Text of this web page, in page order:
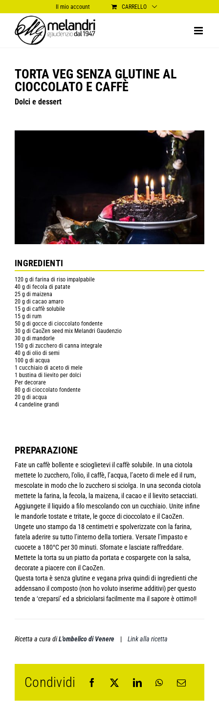
al
contenuto
Il mio account CARRELLO
TORTA VEG SENZA GLUTINE AL
CIOCCOLATO E CAFFÈ
Dolci e dessert
INGREDIENTI
120 g di farina di riso impalpabile
40 g di fecola di patate
25 g di maizena
20 g di cacao amaro
15 g di caffè solubile
15 g di rum
50 g di gocce di cioccolato fondente
30 g di CaoZen seed mix Melandri Gaudenzio
30 g di mandorle
150 g di zucchero di canna integrale
40 g di olio di semi
100 g di acqua
1 cucchiaio di aceto di mele
1 bustina di lievito per dolci
Per decorare
80 g di cioccolato fondente
20 g di acqua
4 candeline grandi
PREPARAZIONE
Fate un caffè bollente e scioglietevi il caffè solubile. In una ciotola
mettete lo zucchero, l’olio, il caffè, l’acqua, l’aceto di mele ed il rum,
mescolate in modo che lo zucchero si sciolga. In una seconda ciotola
mettete la farina, la fecola, la maizena, il cacao e il lievito setacciati.
Aggiungete il liquido a filo mescolando con un cucchiaio. Unite infine
le mandorle tostate e tritate, le gocce di cioccolato e il CaoZen.
Ungete uno stampo da 18 centimetri e spolverizzate con la farina,
fatela aderire su tutto l’interno della tortiera. Versate l’impasto e
cuocete a 180°C per 30 minuti. Sfornate e lasciate raffreddare.
Mettete la torta su un piatto da portata e cospargete con la salsa,
decorate a piacere con il CaoZen.
Questa torta è senza glutine e vegana priva quindi di ingredienti che
addensano il composto (non ho voluto inserirne additivi) per questo
tende a ‘creparsi’ ed a sbriciolarsi facilmente ma il sapore è ottimo!!
Ricetta a cura diL'ombelico di Venere | Link alla ricetta
Condividi